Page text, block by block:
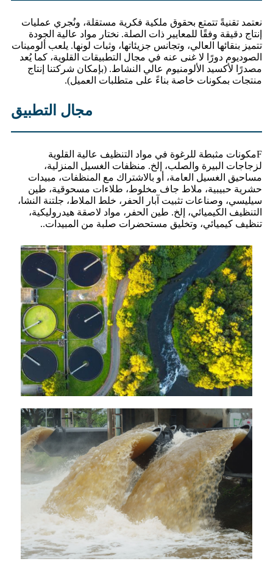
نعتمد تقنيةً تتمتع بحقوق ملكية فكرية مستقلة، ونُجري عمليات
إنتاج دقيقة وفقًا للمعايير ذات الصلة. نختار مواد عالية الجودة
تتميز بنقائها العالي، وتجانس جزيئاتها، وثبات لونها. يلعب ألومينات
الصوديوم دورًا لا غنى عنه في مجال التطبيقات القلوية، كما يُعد
مصدرًا لأكسيد الألومنيوم عالي النشاط. (بإمكان شركتنا إنتاج
منتجات بمكونات خاصة بناءً على متطلبات العميل).
مجال التطبيق
Fمكونات مثبطة للرغوة في مواد التنظيف عالية القلوية
لزجاجات البيرة والصلب، إلخ. منظفات الغسيل المنزلية،
مساحيق الغسيل العامة، أو بالاشتراك مع المنظفات، مبيدات
حشرية حبيبية، ملاط ​​جاف مخلوط، طلاءات مسحوقية، طين
سيليسي، وصناعات تثبيت آبار الحفر، خلط الملاط، جلتنة النشا،
التنظيف الكيميائي، إلخ. طين الحفر، مواد لاصقة هيدروليكية،
تنظيف كيميائي، وتخليق مستحضرات صلبة من المبيدات..